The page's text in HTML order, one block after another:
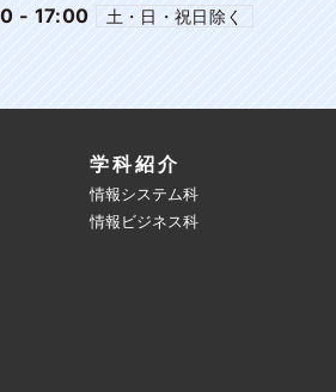
- 17:00 土・日・祝日除く
学科紹介
情報システム科
情報ビジネス科